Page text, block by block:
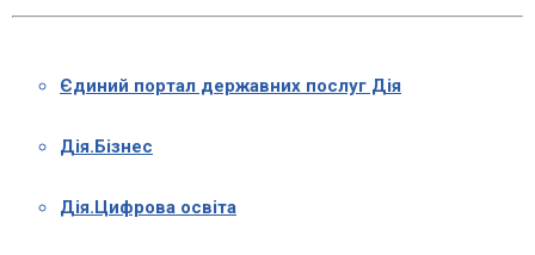
Єдиний портал державних послуг Дія
Дія.Бізнес
Дія.Цифрова освіта